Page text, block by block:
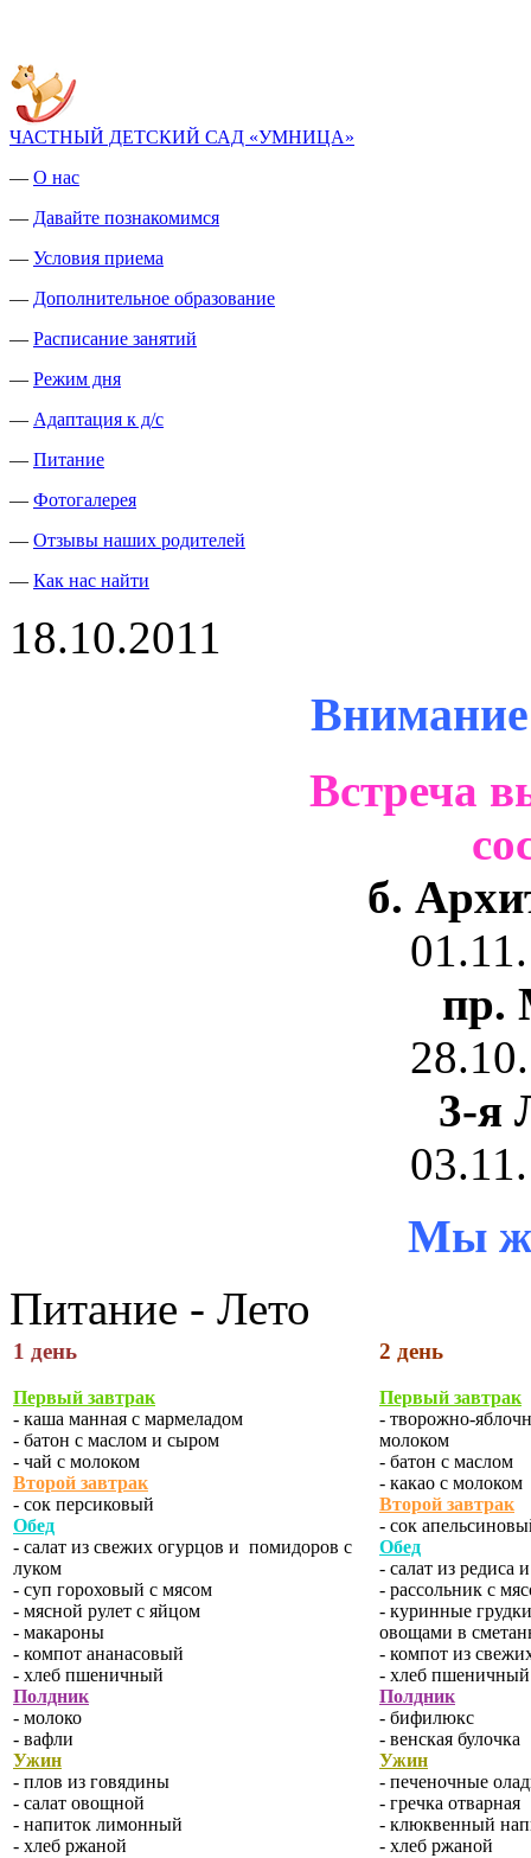
ЧАСТНЫЙ ДЕТСКИЙ САД «УМНИЦА»
— О нас
— Давайте познакомимся
— Условия приема
— Дополнительное образование
— Расписание занятий
— Режим дня
— Адаптация к д/с
— Питание
— Фотогалерея
— Отзывы наших родителей
— Как нас найти
18.10.2011
Встреча
б.
пр.
3-я
Мы
Питание - Лето
1 день
Первый завтрак
- каша манная с мармеладом
- батон с маслом и сыром
- чай с молоком
Второй завтрак
- сок персиковый
Обед
- салат из свежих огурцов и помидоров с
луком
- суп гороховый с мясом
- мясной рулет с яйцом
- макароны
- компот ананасовый
- хлеб пшеничный
Полдник
- молоко
- вафли
Ужин
- плов из говядины
- салат овощной
- напиток лимонный
- хлеб ржаной
2 день
Первый завтрак
- творожно-
молоком
- батон с маслом
- какао с молоком
Второй завтрак
- сок
Обед
- салат из редиса
- рассольник с
- куринные
овощами в
- компот из
- хлеб пшеничный
Полдник
- бифилюкс
- венская булочка
Ужин
- печеночные
- гречка отварная
- клюквенный
- хлеб ржаной